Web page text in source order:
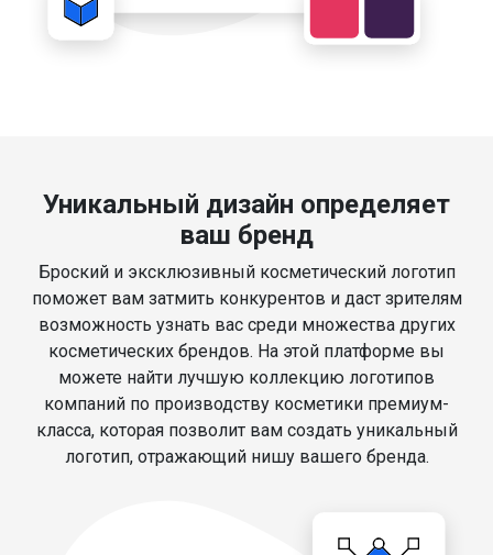
Уникальный дизайн определяет
ваш бренд
Броский и эксклюзивный косметический логотип
поможет вам затмить конкурентов и даст зрителям
возможность узнать вас среди множества других
косметических брендов. На этой платформе вы
можете найти лучшую коллекцию логотипов
компаний по производству косметики премиум-
класса, которая позволит вам создать уникальный
логотип, отражающий нишу вашего бренда.